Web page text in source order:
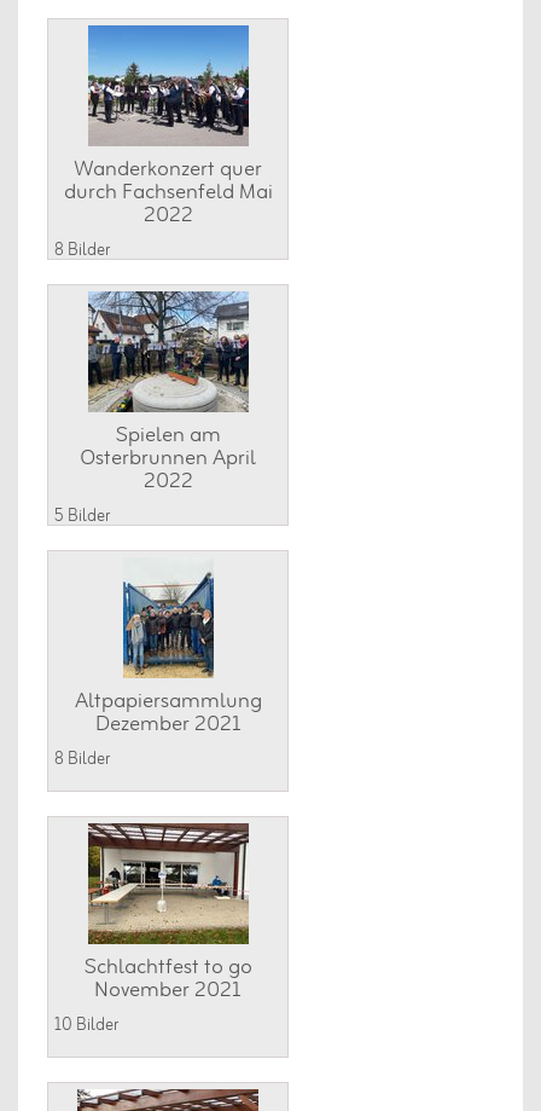
Wanderkonzert quer
durch Fachsenfeld Mai
2022
8 Bilder
Spielen am
Osterbrunnen April
2022
5 Bilder
Altpapiersammlung
Dezember 2021
8 Bilder
Schlachtfest to go
November 2021
10 Bilder